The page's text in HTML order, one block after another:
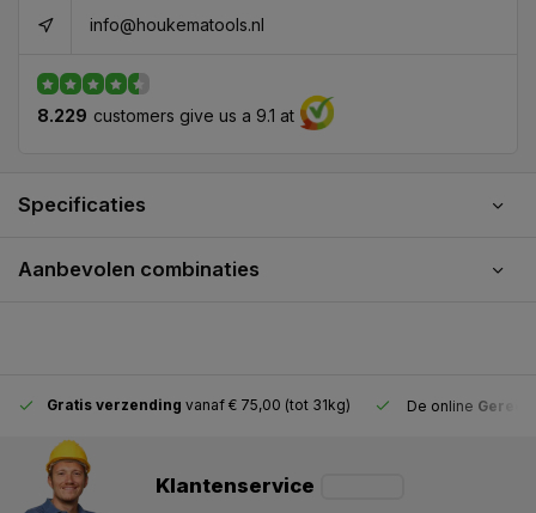
info@houkematools.nl
8.229 customers give us a 9.1 at
Specificaties
Aanbevolen combinaties
Gratis verzending vanaf € 75,00 (tot 31kg) De online
Klantenservice